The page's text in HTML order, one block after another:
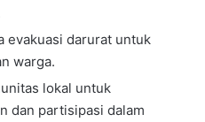
evakuasi darurat untuk
warga.
lokal untuk
dan partisipasi dalam